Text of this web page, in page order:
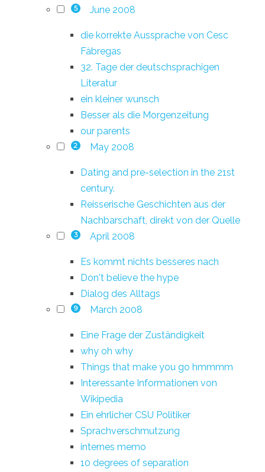
5 June 2008
die korrekte Aussprache von Cesc
Fàbregas
32. Tage der deutschsprachigen
Literatur
ein kleiner wunsch
Besser als die Morgenzeitung
our parents
2 May 2008
Dating and pre-selection in the 21st
century.
Reisserische Geschichten aus der
Nachbarschaft, direkt von der Quelle
3 April 2008
Es kommt nichts besseres nach
Don't believe the hype
Dialog des Alltags
9 March 2008
Eine Frage der Zuständigkeit
why oh why
Things that make you go hmmmm
Interessante Informationen von
Wikipedia
Ein ehrlicher CSU Politiker
Sprachverschmutzung
internes memo
10 degrees of separation